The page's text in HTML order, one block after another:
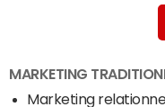
Accueil - Lettre de
Très petite
MARKETING
Marketing